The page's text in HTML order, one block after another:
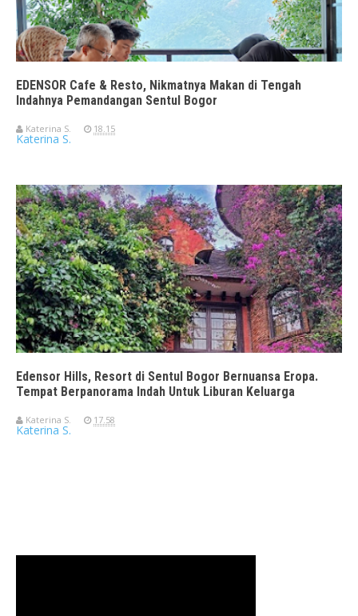
EDENSOR Cafe & Resto, Nikmatnya Makan di Tengah
Indahnya Pemandangan Sentul Bogor
Katerina S. 18.15
Katerina S.
Edensor Hills, Resort di Sentul Bogor Bernuansa Eropa.
Tempat Berpanorama Indah Untuk Liburan Keluarga
Katerina S. 17.58
Katerina S.